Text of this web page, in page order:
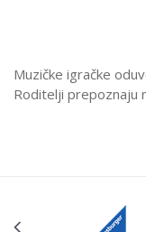
Muzičke igračke
Roditelji prepoznaju